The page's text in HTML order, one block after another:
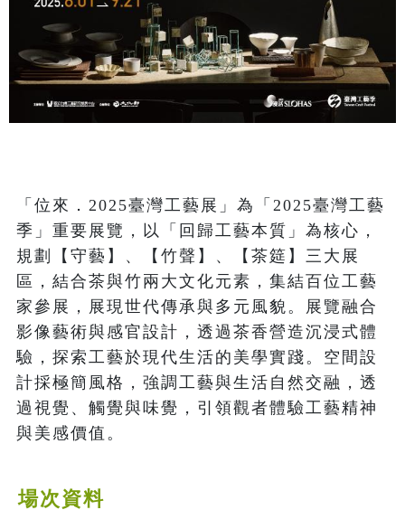
「位來．2025臺灣工藝展」為「2025臺灣工藝
季」重要展覽，以「回歸工藝本質」為核心，
規劃【守藝】、【竹聲】、【茶筵】三大展
區，結合茶與竹兩大文化元素，集結百位工藝
家參展，展現世代傳承與多元風貌。展覽融合
影像藝術與感官設計，透過茶香營造沉浸式體
驗，探索工藝於現代生活的美學實踐。空間設
計採極簡風格，強調工藝與生活自然交融，透
過視覺、觸覺與味覺，引領觀者體驗工藝精神
與美感價值。
場次資料